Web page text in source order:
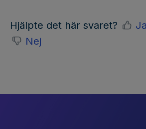
Hjälpte det här svaret?
Ja
Nej